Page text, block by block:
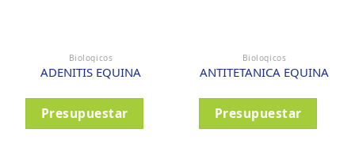
Biologicos
ADENITIS EQUINA
Presupuestar
Biologicos
ANTITETANICA EQUINA
Presupuestar